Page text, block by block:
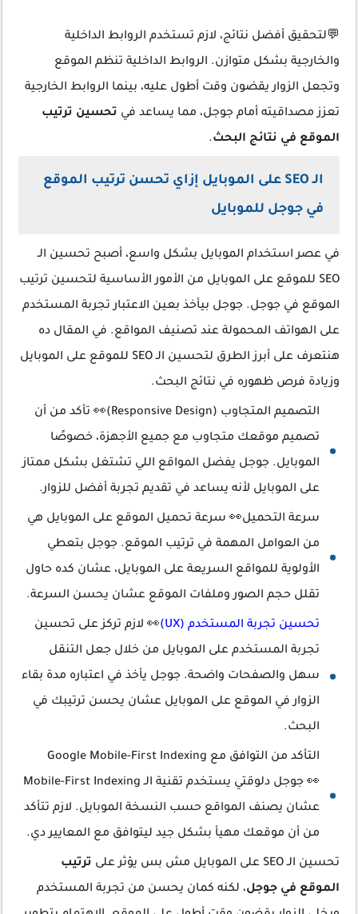
💬لتحقيق أفضل نتائج، لازم تستخدم الروابط الداخلية
والخارجية بشكل متوازن. الروابط الداخلية تنظم الموقع
وتجعل الزوار يقضون وقت أطول عليه، بينما الروابط الخارجية
تعزز مصداقيته أمام جوجل، مما يساعد في تحسين ترتيب
الموقع في نتائج البحث.
الـ SEO على الموبايل إزاي تحسن ترتيب الموقع
في جوجل للموبايل
في عصر استخدام الموبايل بشكل واسع، أصبح تحسين الـ
SEO للموقع على الموبايل من الأمور الأساسية لتحسين ترتيب
الموقع في جوجل. جوجل بيأخذ بعين الاعتبار تجربة المستخدم
على الهواتف المحمولة عند تصنيف المواقع. في المقال ده
هنتعرف على أبرز الطرق لتحسين الـ SEO للموقع على الموبايل
وزيادة فرص ظهوره في نتائج البحث.
التصميم المتجاوب (Responsive Design)👀 تأكد من أن
تصميم موقعك متجاوب مع جميع الأجهزة، خصوصًا
الموبايل. جوجل يفضل المواقع اللي تشتغل بشكل ممتاز
على الموبايل لأنه يساعد في تقديم تجربة أفضل للزوار.
سرعة التحميل👀 سرعة تحميل الموقع على الموبايل هي
من العوامل المهمة في ترتيب الموقع. جوجل بتعطي
الأولوية للمواقع السريعة على الموبايل، عشان كده حاول
تقلل حجم الصور وملفات الموقع عشان يحسن السرعة.
تحسين تجربة المستخدم (UX)
👀 لازم تركز على تحسين
تجربة المستخدم على الموبايل من خلال جعل التنقل
سهل والصفحات واضحة. جوجل يأخذ في اعتباره مدة بقاء
الزوار في الموقع على الموبايل عشان يحسن ترتيبك في
البحث.
التأكد من التوافق مع Google Mobile-First Indexing
👀 جوجل دلوقتي يستخدم تقنية الـ Mobile-First Indexing
عشان يصنف المواقع حسب النسخة الموبايل. لازم تتأكد
من أن موقعك مهيأ بشكل جيد ليتوافق مع المعايير دي.
تحسين الـ SEO على الموبايل مش بس يؤثر على
ترتيب
الموقع في جوجل، لكنه كمان يحسن من تجربة المستخدم